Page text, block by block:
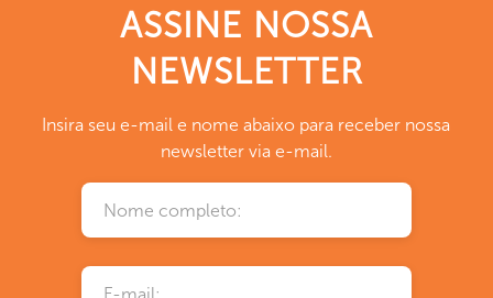
ASSINE NOSSA
NEWSLETTER
Insira seu e-mail e nome abaixo para receber nossa
newsletter via e-mail.